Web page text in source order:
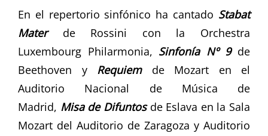
En el repertorio sinfónico ha cantado Stabat
Materde Rossini con la Orchestra
Luxembourg Philarmonia, Sinfonía Nº 9de
Beethoven y Requiemde Mozart en el
Auditorio Nacional de Música de
Madrid, Misa de Difuntosde Eslava en la Sala
Mozart del Auditorio de Zaragoza y Auditorio